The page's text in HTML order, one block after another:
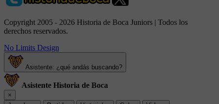
Copyright 2005 - 2026 Historia de Boca Juniors | Todos los
derechos reservados.
No Limits Design
Asistente: ¿qué andás buscando?
Asistente Historia de Boca
×